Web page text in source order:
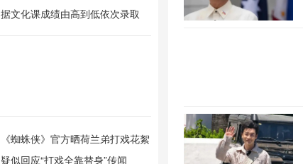
据文化课成绩由高到低依次录取
《蜘蛛侠》官方晒荷兰弟打戏花絮
疑似回应“打戏全靠替身”传闻